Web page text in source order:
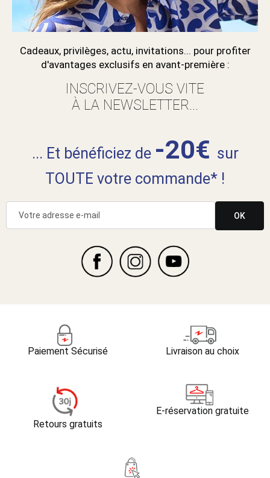
Cadeaux, privilèges, actu, invitations... pour profiter
d'avantages exclusifs en avant-première :
INSCRIVEZ-VOUS VITE
À LA NEWSLETTER...
... Et bénéficiez de -20€ sur
TOUTE votre commande* !
OK
Paiement Sécurisé Livraison au choix
Retours gratuits
E-réservation gratuite